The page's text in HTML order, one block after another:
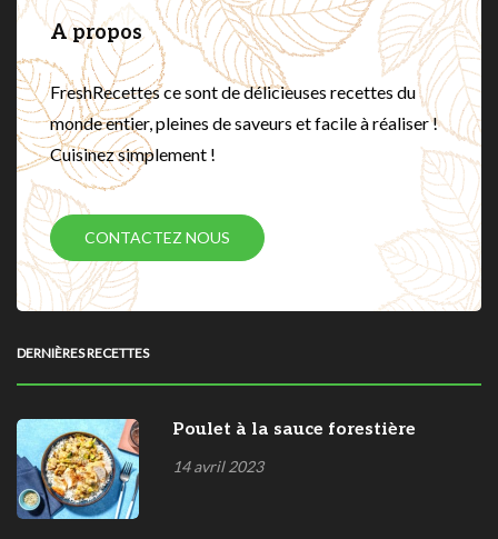
A propos
FreshRecettes ce sont de délicieuses recettes du
monde entier, pleines de saveurs et facile à réaliser !
Cuisinez simplement !
CONTACTEZ NOUS
DERNIÈRES RECETTES
Poulet à la sauce forestière
14 avril 2023